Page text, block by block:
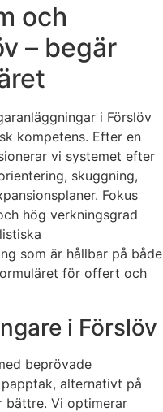
och
– begär
i Förslöv
kompetens. Efter en
vi systemet efter
skuggning,
Fokus
hög verkningsgrad
som är hållbar på både
för offert och
i Förslöv
beprövade
alternativt på
bättre. Vi optimerar